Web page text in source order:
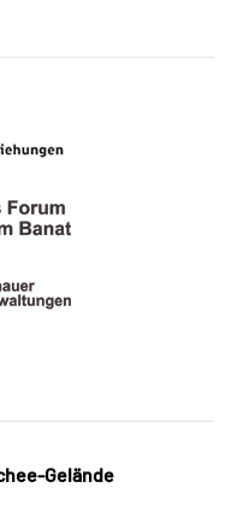
Gelände